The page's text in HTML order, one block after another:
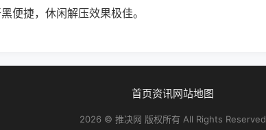
便捷，休闲解压效果极佳。
首页资讯网站地图
2026 © 推决网 版权所有 All Rights Reserved